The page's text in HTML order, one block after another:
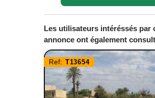
Les utilisateurs intéréssés par
annonce ont également
Ref: T13654